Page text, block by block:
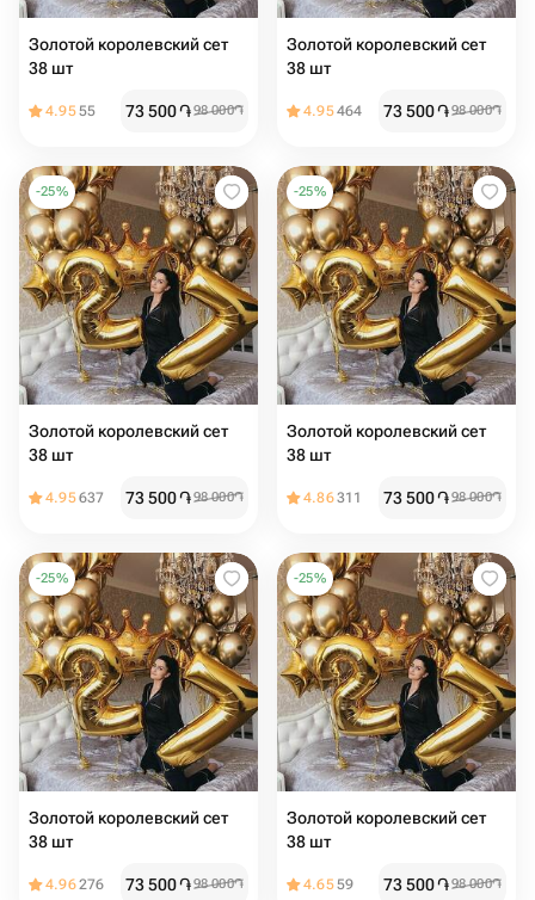
Золотой королевский сет
38 шт
4.9555 73 500֏98 000֏
Золотой королевский сет
38 шт
4.95464 73 500֏98 000֏
-25%
Золотой королевский сет
38 шт
4.95637 73 500֏98 000֏
-25%
Золотой королевский сет
38 шт
4.86311 73 500֏98 000֏
-25%
Золотой королевский сет
38 шт
4.96276 73 500֏98 000֏
-25%
Золотой королевский сет
38 шт
4.6559 73 500֏98 000֏